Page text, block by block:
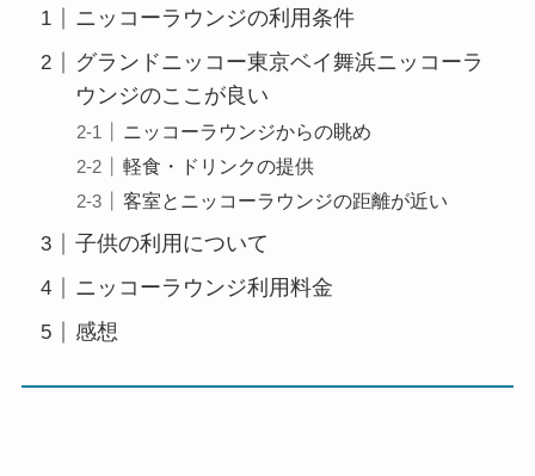
ニッコーラウンジの利用条件
グランドニッコー東京ベイ舞浜ニッコーラ
ウンジのここが良い
ニッコーラウンジからの眺め
軽食・ドリンクの提供
客室とニッコーラウンジの距離が近い
子供の利用について
ニッコーラウンジ利用料金
感想